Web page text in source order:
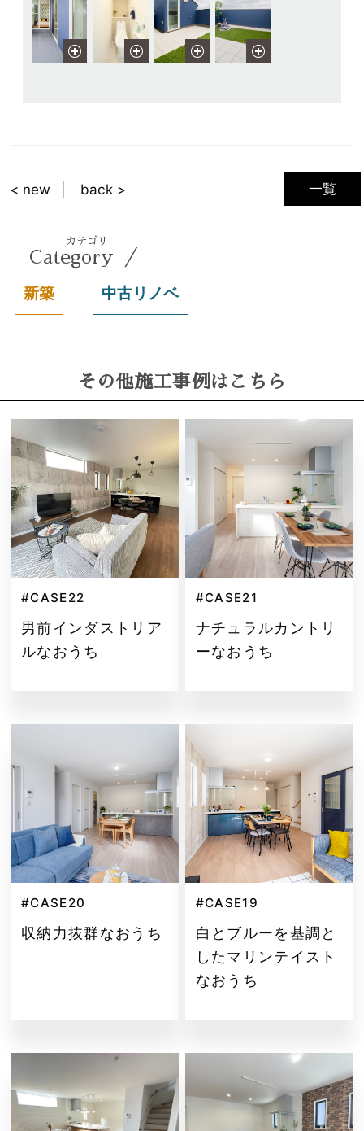
一覧
< new back >
カテゴリ
Category ／
新築 中古リノベ
その他施工事例はこちら
#CASE22
男前インダストリア
ルなおうち
#CASE21
ナチュラルカントリ
ーなおうち
#CASE20
収納力抜群なおうち
#CASE19
白とブルーを基調と
したマリンテイスト
なおうち